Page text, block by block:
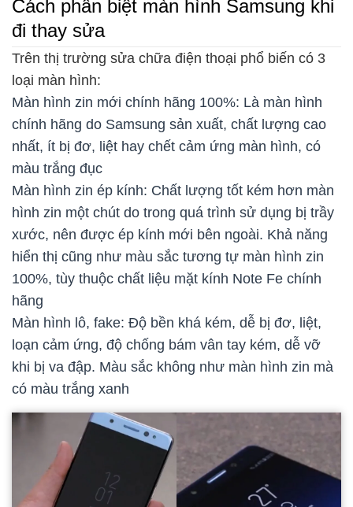
Cách phân biệt màn hình Samsung khi
đi thay sửa
Trên thị trường sửa chữa điện thoại phổ biến có 3
loại màn hình:
Màn hình zin mới chính hãng 100%: Là màn hình
chính hãng do Samsung sản xuất, chất lượng cao
nhất, ít bị đơ, liệt hay chết cảm ứng màn hình, có
màu trắng đục
Màn hình zin ép kính: Chất lượng tốt kém hơn màn
hình zin một chút do trong quá trình sử dụng bị trầy
xước, nên được ép kính mới bên ngoài. Khả năng
hiển thị cũng như màu sắc tương tự màn hình zin
100%, tùy thuộc chất liệu mặt kính Note Fe chính
hãng
Màn hình lô, fake: Độ bền khá kém, dễ bị đơ, liệt,
loạn cảm ứng, độ chống bám vân tay kém, dễ vỡ
khi bị va đập. Màu sắc không như màn hình zin mà
có màu trắng xanh